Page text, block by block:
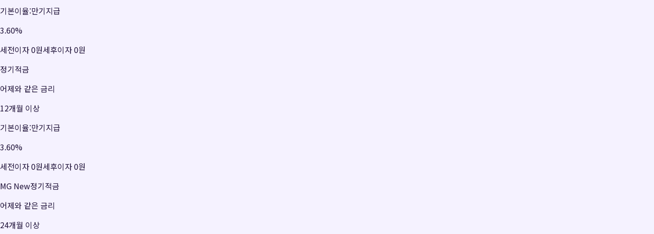
기본이율:만기지급
3.60%
세전이자0원세후이자0원
정기적금
어제와 같은 금리
12개월 이상
기본이율:만기지급
3.60%
세전이자0원세후이자0원
MG New정기적금
어제와 같은 금리
24개월 이상